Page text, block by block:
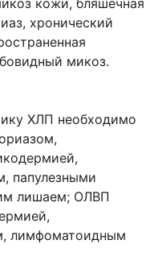
кожи, бляшечная
хронический
микоз.
ХЛП необходимо
папулезными
лишаем; ОЛВП
лимфоматоидным